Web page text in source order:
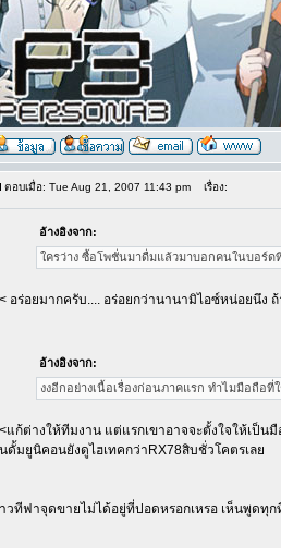
ตอบเมื่อ: Tue Aug 21, 2007 11:43 pm เรื่อง:
อ้างอิงจาก:
ใครว่าง ซื้อโพชั่นมาดื่มแล้วมาบอกคนในบอร์ด
อร่อยมากครับ.... อร่อยกว่านานามิไอซ์หน่อยนึ
อ้างอิงจาก:
งงอีกอย่างเนื้อเรื่องก่อนภาคแรก ทำไมมือถือ
แก้ต่างให้ทีมงาน แต่แรกเขาอาจจะตั้งใจให้เป็น
ดั้มยูนิคอนยังดูไฮเทคกว่าRX78สิบชั่วโคตรเลย
วทีฟาจุดขายไม่ได้อยู่ที่ปอดหรอกเหรอ เห็นพูดทุก